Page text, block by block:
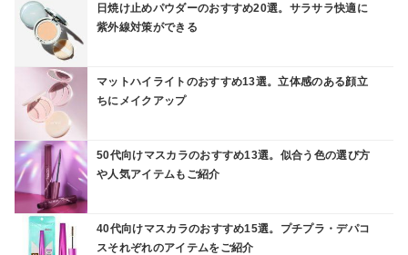
日焼け止めパウダーのおすすめ20選。サラサラ快適に
紫外線対策ができる
マットハイライトのおすすめ13選。立体感のある顔立
ちにメイクアップ
50代向けマスカラのおすすめ13選。似合う色の選び方
や人気アイテムもご紹介
40代向けマスカラのおすすめ15選。プチプラ・デパコ
スそれぞれのアイテムをご紹介